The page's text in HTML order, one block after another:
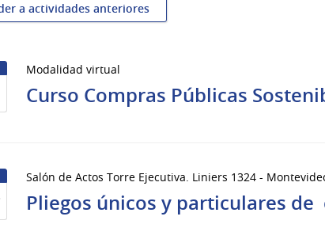
a actividades anteriores
Modalidad virtual
Curso Compras Públicas
Salón de Actos Torre Ejecutiva. Liniers 1324 -
Pliegos únicos y particulares de